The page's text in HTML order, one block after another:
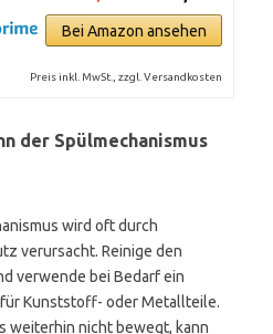
Bei Amazon ansehen
Preis inkl. MwSt., zzgl. Versandkosten
der Spülmechanismus
wird oft durch
verursacht. Reinige den
verwende bei Bedarf ein
Kunststoff- oder Metallteile.
weiterhin nicht bewegt, kann